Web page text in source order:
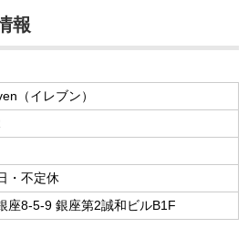
報
（イレブン）
・不定休
座8-5-9 銀座第2誠和ビルB1F